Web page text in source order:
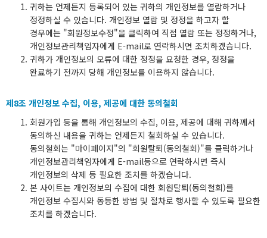
귀하는 언제든지 등록되어 있는 귀하의 개인정보를 열람하거나
정정하실 수 있습니다. 개인정보 열람 및 정정을 하고자 할
경우에는 "회원정보수정"을 클릭하여 직접 열람 또는 정정하거나,
개인정보관리책임자에게 E-mail로 연락하시면 조치하겠습니다.
귀하가 개인정보의 오류에 대한 정정을 요청한 경우, 정정을
완료하기 전까지 당해 개인정보를 이용하지 않습니다.
제8조 개인정보 수집, 이용, 제공에 대한 동의철회
회원가입 등을 통해 개인정보의 수집, 이용, 제공에 대해 귀하께서
동의하신 내용을 귀하는 언제든지 철회하실 수 있습니다.
동의철회는 "마이페이지"의 "회원탈퇴(동의철회)"를 클릭하거나
개인정보관리책임자에게 E-mail등으로 연락하시면 즉시
개인정보의 삭제 등 필요한 조치를 하겠습니다.
본 사이트는 개인정보의 수집에 대한 회원탈퇴(동의철회)를
개인정보 수집시와 동등한 방법 및 절차로 행사할 수 있도록 필요한
조치를 하겠습니다.